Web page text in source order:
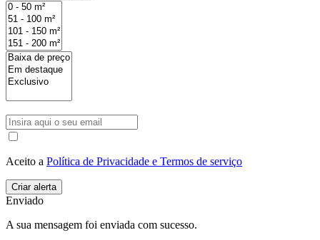
Aceito a Política de Privacidade e Termos de serviço
Enviado
A sua mensagem foi enviada com sucesso.